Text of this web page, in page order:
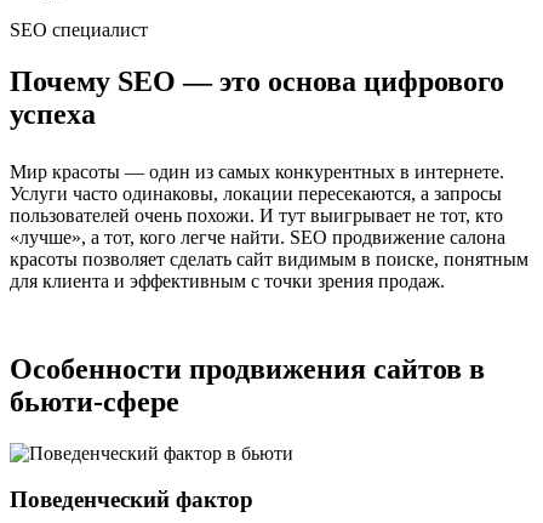
SEO специалист
Почему SEO — это основа цифрового
успеха
Мир красоты — один из самых конкурентных в интернете.
Услуги часто одинаковы, локации пересекаются, а запросы
пользователей очень похожи. И тут выигрывает не тот, кто
«лучше», а тот, кого легче найти. SEO продвижение салона
красоты позволяет сделать сайт видимым в поиске, понятным
для клиента и эффективным с точки зрения продаж.
Особенности продвижения сайтов в
бьюти-сфере
Поведенческий фактор